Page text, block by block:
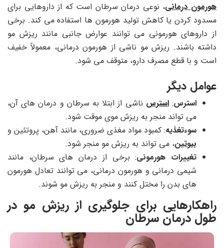
هورمون درمانی، نوعی درمان سرطان است که از داروهایی برای
مسدود کردن یا کاهش تولید هورمون ها استفاده می کند. برخی
از داروهای هورمونی می توانند عوارض جانبی مانند ریزش مو
داشته باشند. ریزش مو ناشی از هورمون درمانی، معمولاً خفیف
است و با قطع مصرف دارو، متوقف می شود.
عوامل دیگر
استرس:استرس ناشی از ابتلا به سرطان و درمان های آن،
می تواند منجر به ریزش موی موقت شود.
سوءتغذیه: کمبود مواد مغذی ضروری، مانند آهن، پروتئین و
بیوتین، می تواند به ریزش مو منجر شود.
تغییرات هورمونی: برخی از درمان های سرطان، مانند
شیمی درمانی و هورمون درمانی، می توانند تعادل هورمون
های بدن را مختل کنند و منجر به ریزش مو شوند.
راهکارهایی برای جلوگیری از ریزش مو در
طول درمان سرطان